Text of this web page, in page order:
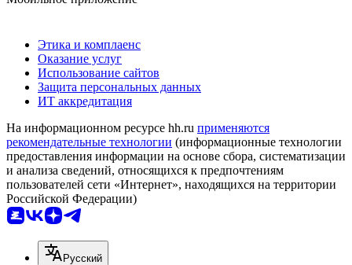
Этика и комплаенс
Оказание услуг
Использование сайтов
Защита персональных данных
ИТ аккредитация
На информационном ресурсе hh.ru применяются
рекомендательные технологии (информационные технологии
предоставления информации на основе сбора, систематизации
и анализа сведений, относящихся к предпочтениям
пользователей сети «Интернет», находящихся на территории
Российской Федерации)
Русский